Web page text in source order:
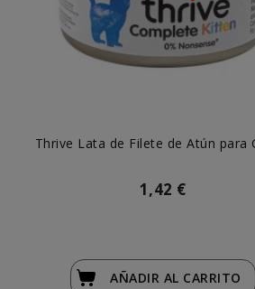
Thrive Lata de Filete de Atún para
1,42 €
AÑADIR AL CARRITO